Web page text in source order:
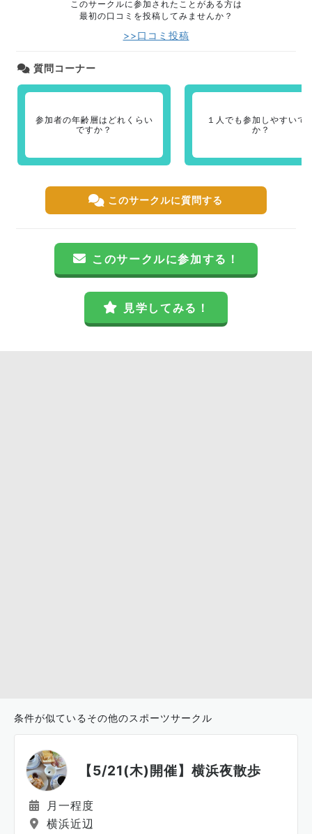
このサークルに参加されたことがある方は
最初の口コミを投稿してみませんか？
>>口コミ投稿
質問コーナー
参加者の年齢層はどれくらい
ですか？
１人でも参加しやすいで
か？
このサークルに質問する
このサークルに参加する！
見学してみる！
条件が似ているその他のスポーツサークル
【5/21(木)開催】横浜夜散歩
月一程度
横浜近辺